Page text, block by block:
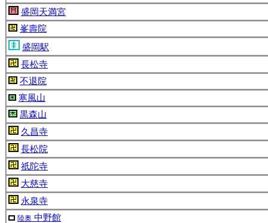
盛岡天満宮
峯壽院
盛岡駅
長松寺
不退院
寒風山
黒森山
久昌寺
長松院
祇陀寺
大慈寺
永泉寺
陸奥 中野館